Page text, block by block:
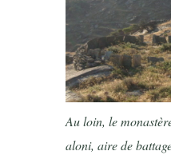
Au loin, le
aloni, aire de